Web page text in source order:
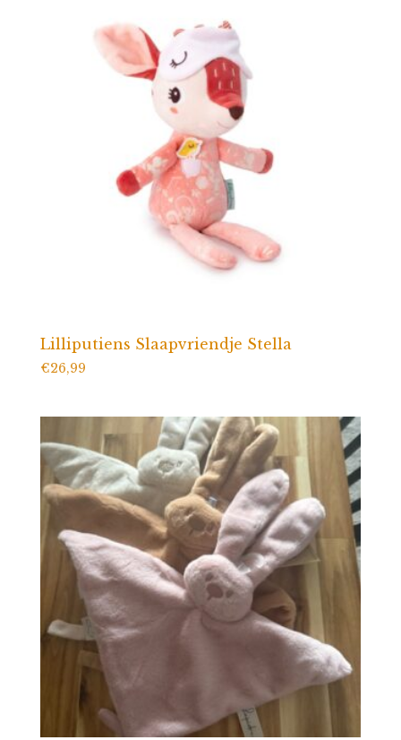
Lilliputiens Slaapvriendje Stella
€26,99